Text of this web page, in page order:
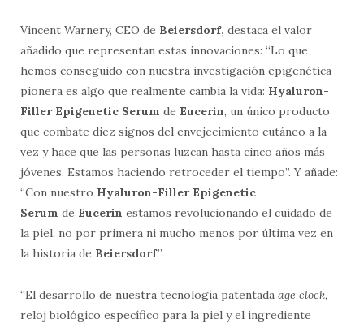
Vincent Warnery, CEO de Beiersdorf, destaca el valor
añadido que representan estas innovaciones: “Lo que
hemos conseguido con nuestra investigación epigenética
pionera es algo que realmente cambia la vida: Hyaluron-
Filler Epigenetic Serum de Eucerin, un único producto
que combate diez signos del envejecimiento cutáneo a la
vez y hace que las personas luzcan hasta cinco años más
jóvenes. Estamos haciendo retroceder el tiempo”. Y añade:
“Con nuestro Hyaluron-Filler Epigenetic
Serum de Eucerin estamos revolucionando el cuidado de
la piel, no por primera ni mucho menos por última vez en
la historia de Beiersdorf.”
“El desarrollo de nuestra tecnología patentada age clock,
reloj biológico específico para la piel y el ingrediente